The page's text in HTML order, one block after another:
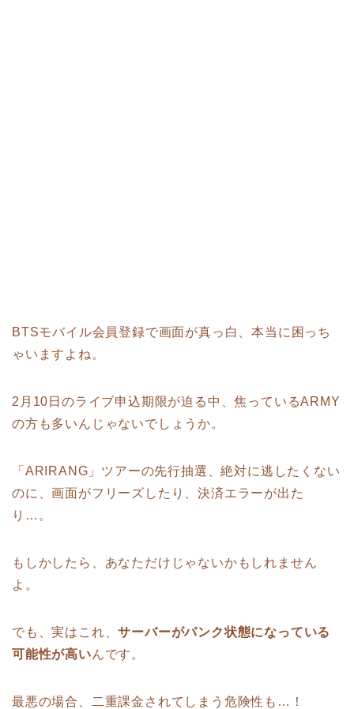
BTSモバイル会員登録で画面が真っ白、本当に困っち
ゃいますよね。
2月10日のライブ申込期限が迫る中、焦っているARMY
の方も多いんじゃないでしょうか。
「ARIRANG」ツアーの先行抽選、絶対に逃したくない
のに、画面がフリーズしたり、決済エラーが出た
り…。
もしかしたら、あなただけじゃないかもしれません
よ。
でも、実はこれ、サーバーがパンク状態になっている
可能性が高いんです。
最悪の場合、二重課金されてしまう危険性も…！